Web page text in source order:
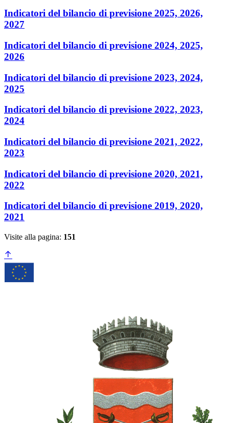
Indicatori del bilancio di previsione 2025, 2026,
2027
Indicatori del bilancio di previsione 2024, 2025,
2026
Indicatori del bilancio di previsione 2023, 2024,
2025
Indicatori del bilancio di previsione 2022, 2023,
2024
Indicatori del bilancio di previsione 2021, 2022,
2023
Indicatori del bilancio di previsione 2020, 2021,
2022
Indicatori del bilancio di previsione 2019, 2020,
2021
Visite alla pagina: 151